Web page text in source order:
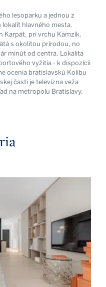
lesoparku a jednou z
lokalít hlavného mesta.
Karpát, pri vrchu Kamzík.
s okolitou prírodou, no
minút od centra. Lokalita
vyžitia - k dispozícii
ocenia bratislavskú Kolibu
časti je televízna veža
na metropolu Bratislavy.